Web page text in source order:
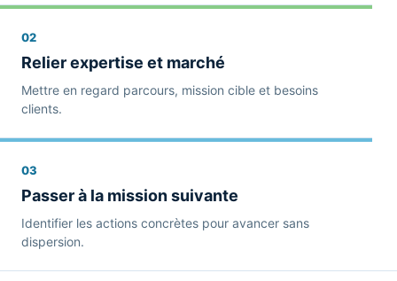
02
Relier expertise et marché
Mettre en regard parcours, mission cible et besoins
clients.
03
Passer à la mission suivante
Identifier les actions concrètes pour avancer sans
dispersion.